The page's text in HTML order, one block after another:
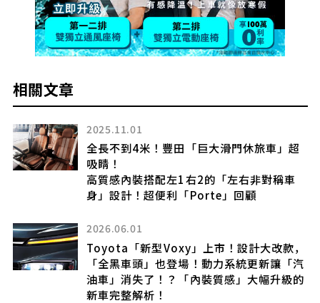
相關文章
2025.11.01
全長不到4米！豐田「巨大滑門休旅車」超
吸睛！
高質感內裝搭配左1右2的「左右非對稱車
身」設計！超便利「Porte」回顧
2026.06.01
Toyota「新型Voxy」上市！設計大改款，
「全黑車頭」也登場！動力系統更新讓「汽
油車」消失了！？「內裝質感」大幅升級的
新車完整解析！